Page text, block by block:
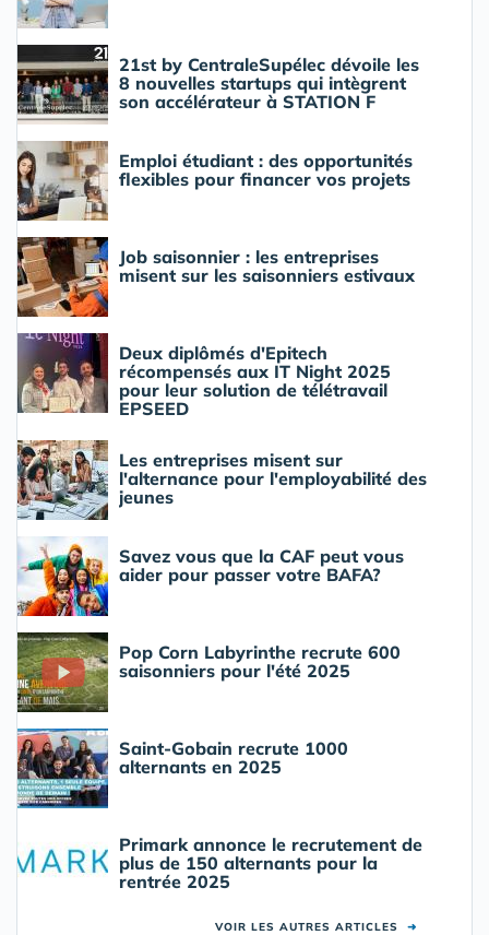
21st by CentraleSupélec dévoile les
8 nouvelles startups qui intègrent
son accélérateur à STATION F
Emploi étudiant : des opportunités
flexibles pour financer vos projets
Job saisonnier : les entreprises
misent sur les saisonniers estivaux
Deux diplômés d'Epitech
récompensés aux IT Night 2025
pour leur solution de télétravail
EPSEED
Les entreprises misent sur
l'alternance pour l'employabilité des
jeunes
Savez vous que la CAF peut vous
aider pour passer votre BAFA?
Pop Corn Labyrinthe recrute 600
saisonniers pour l'été 2025
Saint-Gobain recrute 1000
alternants en 2025
Primark annonce le recrutement de
plus de 150 alternants pour la
rentrée 2025
VOIR LES AUTRES ARTICLES ➜